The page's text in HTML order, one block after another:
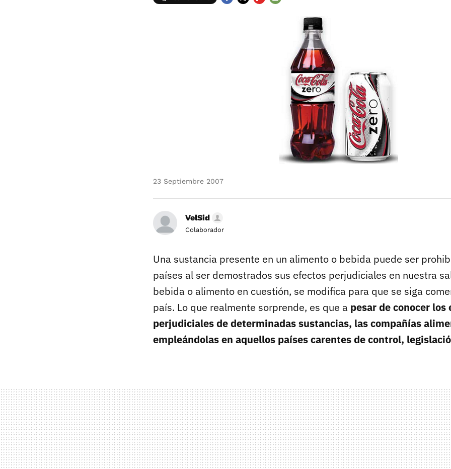
23 Septiembre 2007
VelSid
Colaborador
Una sustancia presente en un alimento o bebida puede ser
países al ser demostrados sus efectos perjudiciales en nuestra
bebida o alimento en cuestión, se modifica para que se siga
país. Lo que realmente sorprende, es que a pesar de conocer los
perjudiciales de determinadas sustancias, las compañías
empleándolas en aquellos países carentes de control,